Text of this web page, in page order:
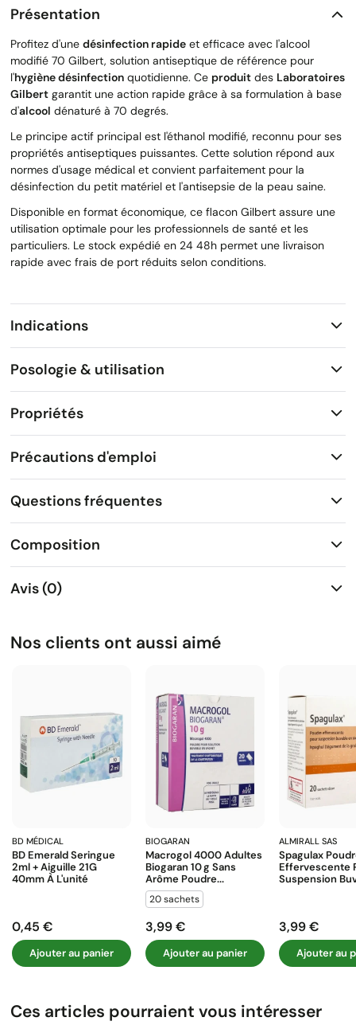
Présentation
Profitez d'une désinfection rapide et efficace avec l'alcool
modifié 70 Gilbert, solution antiseptique de référence pour
l'hygiène désinfection quotidienne. Ce produit des Laboratoires
Gilbert garantit une action rapide grâce à sa formulation à base
d'alcool dénaturé à 70 degrés.
Le principe actif principal est l'éthanol modifié, reconnu pour ses
propriétés antiseptiques puissantes. Cette solution répond aux
normes d'usage médical et convient parfaitement pour la
désinfection du petit matériel et l'antisepsie de la peau saine.
Disponible en format économique, ce flacon Gilbert assure une
utilisation optimale pour les professionnels de santé et les
particuliers. Le stock expédié en 24 48h permet une livraison
rapide avec frais de port réduits selon conditions.
Indications
Posologie & utilisation
Propriétés
Précautions d'emploi
Questions fréquentes
Composition
Avis (0)
Nos clients ont aussi aimé
BD MÉDICAL
BD Emerald Seringue
2ml + Aiguille 21G
40mm À L'unité
Prix
0,45 €
Ajouter au panier
BIOGARAN
Macrogol 4000 Adultes
Biogaran 10 G Sans
Arôme Poudre...
20 sachets
Prix
3,99 €
Ajouter au panier
ALMIRALL SAS
Spagulax
Effervescente
Suspension
Prix
3,99 €
Ajouter au
Ces articles pourraient vous intéresser